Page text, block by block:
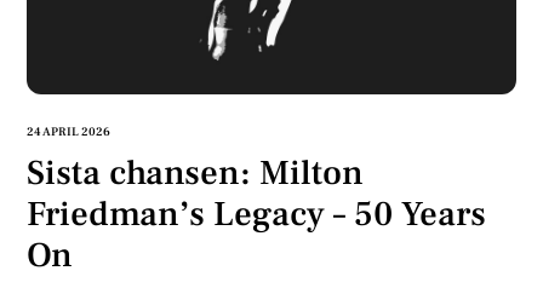
24 APRIL 2026
Sista chansen: Milton
Friedman’s Legacy – 50 Years
On